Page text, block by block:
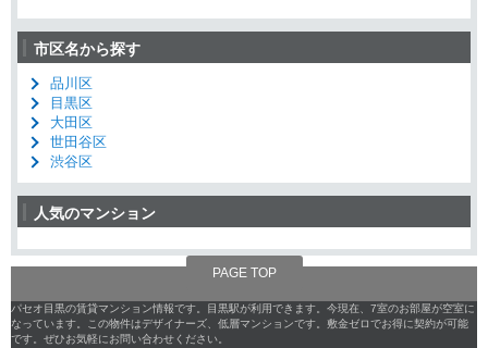
市区名から探す
品川区
目黒区
大田区
世田谷区
渋谷区
人気のマンション
PAGE TOP
パセオ目黒の賃貸マンション情報です。目黒駅が利用できます。今現在、7室のお部屋が空室に
なっています。この物件はデザイナーズ、低層マンションです。敷金ゼロでお得に契約が可能
です。ぜひお気軽にお問い合わせください。